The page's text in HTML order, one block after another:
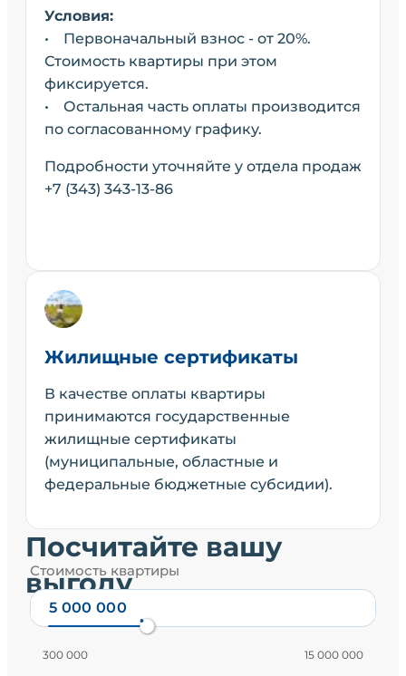
Условия:
• Первоначальный взнос - от 20%.
Стоимость квартиры при этом
фиксируется.
• Остальная часть оплаты производится
по согласованному графику.
Подробности уточняйте у отдела продаж
+7 (343) 343-13-86
Жилищные сертификаты
В качестве оплаты квартиры
принимаются государственные
жилищные сертификаты
(муниципальные, областные и
федеральные бюджетные субсидии).
Посчитайте вашу
выгоду
Стоимость квартиры
300 000 15 000 000